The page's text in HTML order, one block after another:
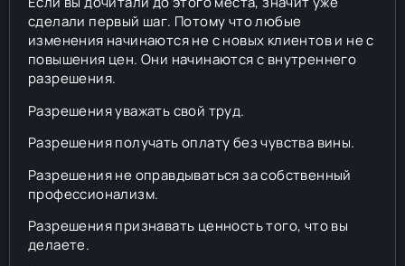
сделали первый шаг. Потому что любые
изменения начинаются не с новых клиентов и не с
повышения цен. Они начинаются с внутреннего
разрешения.
Разрешения уважать свой труд.
Разрешения получать оплату без чувства вины.
Разрешения не оправдываться за собственный
профессионализм.
Разрешения признавать ценность того, что вы
делаете.